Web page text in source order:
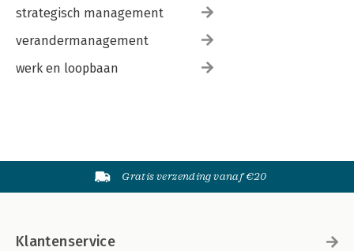
strategisch management
verandermanagement
werk en loopbaan
Gratis verzending vanaf €20
Klantenservice